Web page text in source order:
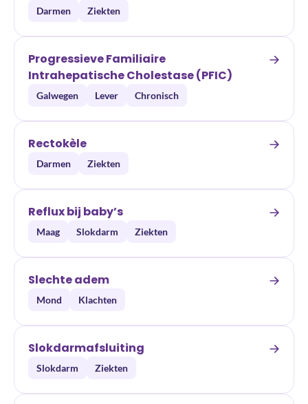
Darmen Ziekten
Progressieve Familiaire
Intrahepatische Cholestase (PFIC)
Galwegen Lever Chronisch
Rectokèle
Darmen Ziekten
Reflux bij baby’s
Maag Slokdarm Ziekten
Slechte adem
Mond Klachten
Slokdarmafsluiting
Slokdarm Ziekten